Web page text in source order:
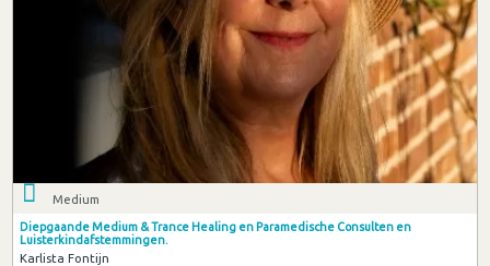
Medium
Diepgaande Medium & Trance Healing en Paramedische Consulten en
Luisterkindafstemmingen.
Karlista Fontijn